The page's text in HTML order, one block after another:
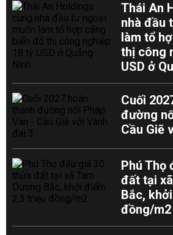
Thái An
nhà đầu
làm tổ
thị công
USD ở
Cuối
đường
Cầu Giẽ
Phú Thọ
đất tại
Bắc,
đồng/m2